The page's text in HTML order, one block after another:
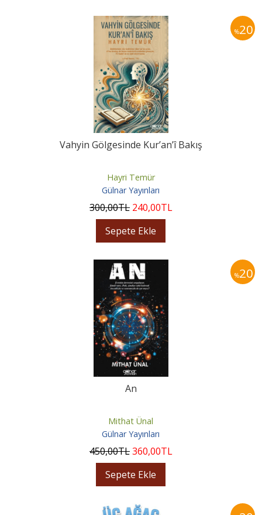
%20
Vahyin Gölgesinde Kur’an’î Bakış
Hayri Temür
Gülnar Yayınları
300,00TL 240,00TL
Sepete Ekle
%20
An
Mithat Ünal
Gülnar Yayınları
450,00TL360,00TL
Sepete Ekle